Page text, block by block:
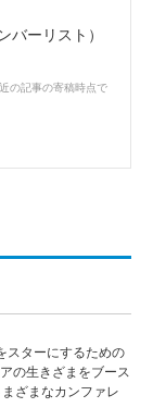
バーリスト）
の記事の寄稿時点で
スターにするための
の生きざまをブース
ざまなカンファレ